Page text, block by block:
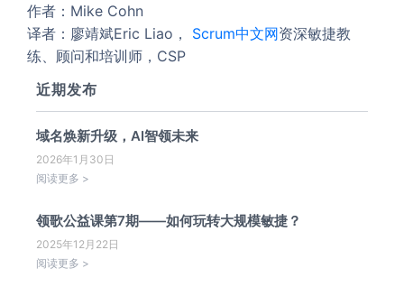
作者：Mike Cohn
译者：廖靖斌Eric Liao， Scrum中文网资深敏捷教
练、顾问和培训师，CSP
近期发布
域名焕新升级，AI智领未来
2026年1月30日
阅读更多 >
领歌公益课第7期——如何玩转大规模敏捷？
2025年12月22日
阅读更多 >